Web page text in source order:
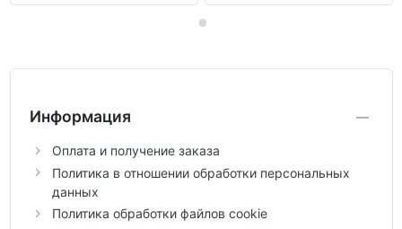
Информация
Оплата и получение заказа
Политика в отношении обработки персональных
данных
Политика обработки файлов cookie